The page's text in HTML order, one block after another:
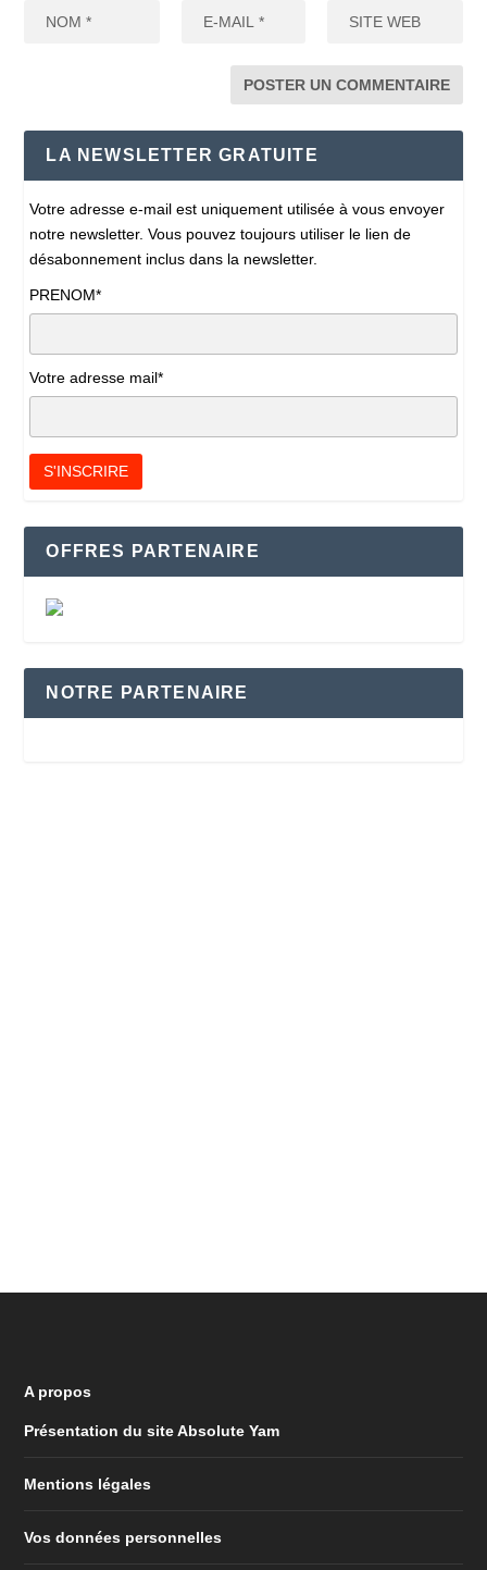
LA NEWSLETTER GRATUITE
Votre adresse e-mail est uniquement utilisée à vous envoyer
notre newsletter. Vous pouvez toujours utiliser le lien de
désabonnement inclus dans la newsletter.
PRENOM*
Votre adresse mail*
OFFRES PARTENAIRE
NOTRE PARTENAIRE
A propos
Présentation du site Absolute Yam
Mentions légales
Vos données personnelles